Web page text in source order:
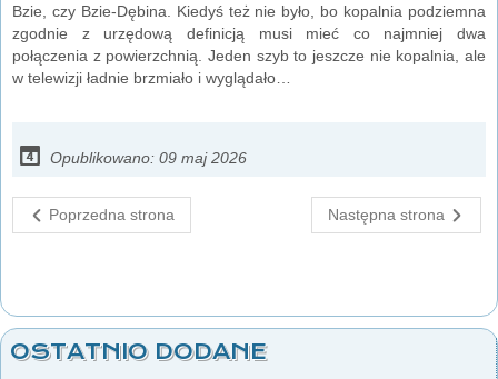
Bzie, czy Bzie-Dębina. Kiedyś też nie było, bo kopalnia podziemna
zgodnie z urzędową definicją musi mieć co najmniej dwa
połączenia z powierzchnią. Jeden szyb to jeszcze nie kopalnia, ale
w telewizji ładnie brzmiało i wyglądało…
Opublikowano: 09 maj 2026
Poprzedna strona Następna strona
OSTATNIO DODANE